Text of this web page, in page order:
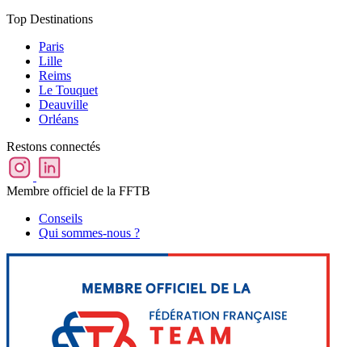
Top Destinations
Paris
Lille
Reims
Le Touquet
Deauville
Orléans
Restons connectés
Membre officiel de la FFTB
Conseils
Qui sommes-nous ?